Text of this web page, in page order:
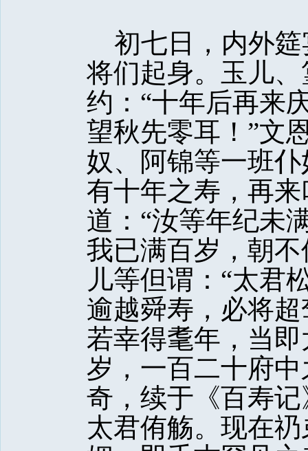
初七日，内外筵
将们起身。玉儿
约：“十年后再来
望秋先零耳！”文
奴、阿锦等一班
有十年之寿，再
道：“汝等年纪未
我已满百岁，朝
儿等但谓：“太君
逾越舜寿，必将
若幸得耄年，当
岁，一百二十府
奇，续于《百寿
太君侑觞。现在